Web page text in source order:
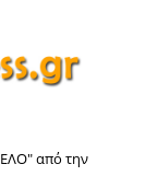
από την